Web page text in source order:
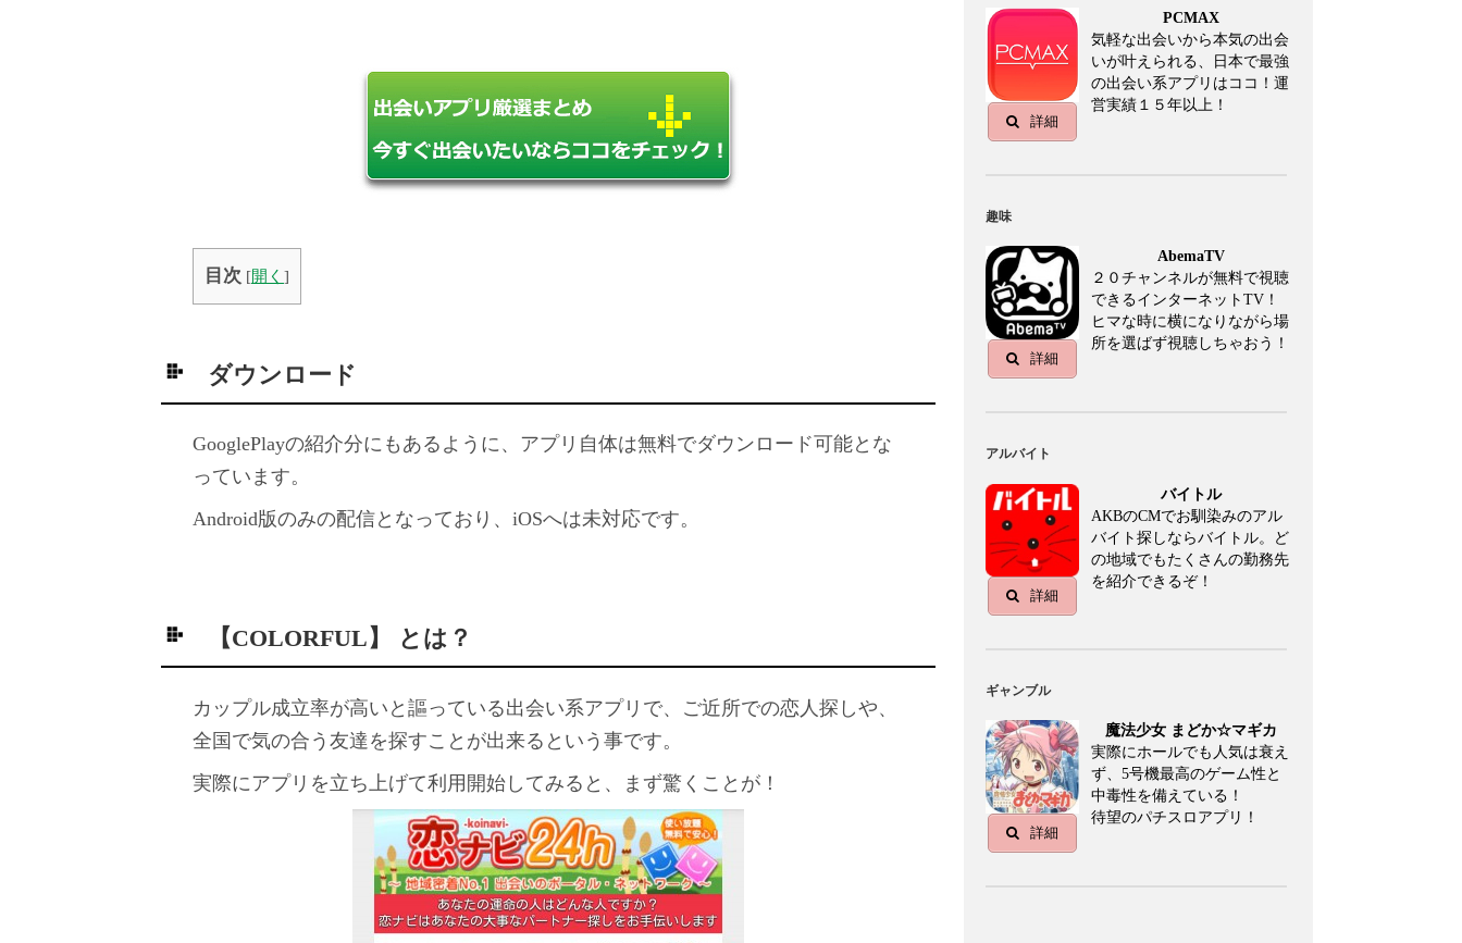
目次 [開く ]
ダウンロード
GooglePlayの紹介分にもあるように、アプリ自体は無料でダウンロード可能とな
っています。
Android版のみの配信となっており、iOSへは未対応です。
【COLORFUL】 とは？
カップル成立率が高いと謳っている出会い系アプリで、ご近所での恋人探しや、
全国で気の合う友達を探すことが出来るという事です。
実際にアプリを立ち上げて利用開始してみると、まず驚くことが！
詳細
PCMAX
気軽な出会いから本気の出会
いが叶えられる、日本で最強
の出会い系アプリはココ！運
営実績１５年以上！
趣味
詳細
AbemaTV
２０チャンネルが無料で視聴
できるインターネットTV！
ヒマな時に横になりながら場
所を選ばず視聴しちゃおう！
アルバイト
詳細
バイトル
AKBのCMでお馴染みのアル
バイト探しならバイトル。ど
の地域でもたくさんの勤務先
を紹介できるぞ！
ギャンブル
詳細
魔法少女 まどか☆マギカ
実際にホールでも人気は衰え
ず、5号機最高のゲーム性と
中毒性を備えている！
待望のパチスロアプリ！